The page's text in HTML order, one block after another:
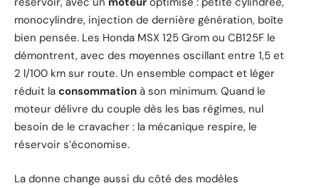
monocylindre, injection de dernière génération, boîte
bien pensée. Les Honda MSX 125 Grom ou CB125F le
démontrent, avec des moyennes oscillant entre 1,5 et
2 l/100 km sur route. Un ensemble compact et léger
réduit la consommation à son minimum. Quand le
moteur délivre du couple dès les bas régimes, nul
besoin de le cravacher : la mécanique respire, le
réservoir s’économise.
La donne change aussi du côté des modèles